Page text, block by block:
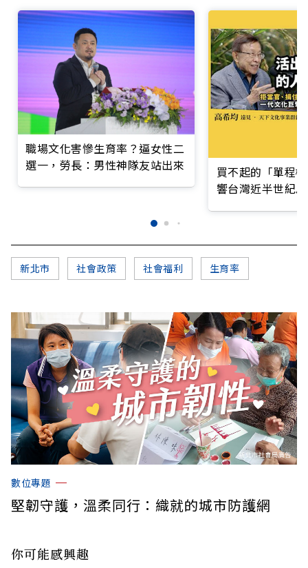
職場文化害慘生育率？逼女性二
選一，勞長：男性神隊友站出來
買不起的「單程
響台灣近半世紀
新北市 社會政策 社會福利 生育率
數位專題
堅韌守護，溫柔同行：織就的城市防護網
你可能感興趣